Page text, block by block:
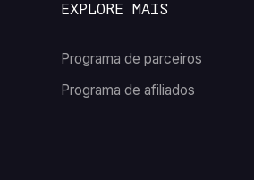
EXPLORE MAIS
Programa de parceiros
Programa de afiliados